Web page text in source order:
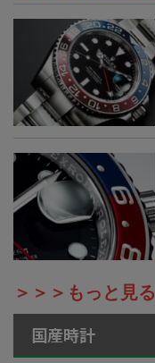
＞＞＞もっと見る
国産時計